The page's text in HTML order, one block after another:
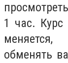
1 час. Курс
обменять